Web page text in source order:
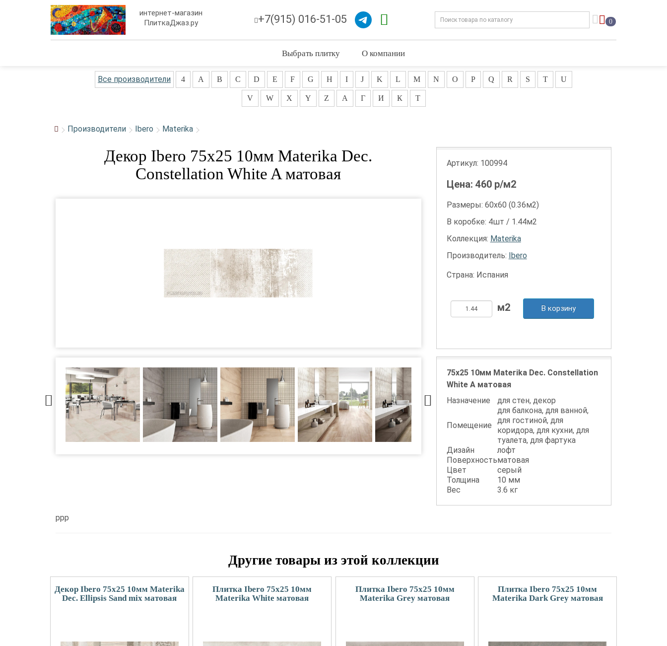
интернет-магазин
ПлиткаДжаз.ру
+7(915) 016-51-05 0
Выбрать плитку О компании
Все производители 4 A B C D E F G H I J K L M N O P Q R S T U
V W X Y Z А Г И К Т
Производители Ibero Materika
Декор Ibero 75x25 10мм Materika Dec.
Constellation White A матовая
Артикул: 100994
Цена: 460р/м2
Размеры: 60х60 (0.36м2)
В коробке: 4шт / 1.44м2
Коллекция: Materika
Производитель: Ibero
Страна: Испания
В корзину
75x25 10мм Materika Dec. Constellation
White A матовая
Назначение
для стен, декор
Помещение
для балкона, для ванной,
для гостиной, для
коридора, для кухни, для
туалета, для фартука
Дизайн
лофт
Поверхностьматовая
Цвет
серый
Толщина
10 мм
Вес
3.6 кг
ppp
Другие товары из этой коллекции
Декор Ibero 75x25 10мм Materika
Dec. Ellipsis Sand mix матовая
Плитка Ibero 75x25 10мм
Materika White матовая
Плитка Ibero 75x25 10мм
Materika Grey матовая
Плитка Ibero 75x25 10мм
Materika Dark Grey матовая